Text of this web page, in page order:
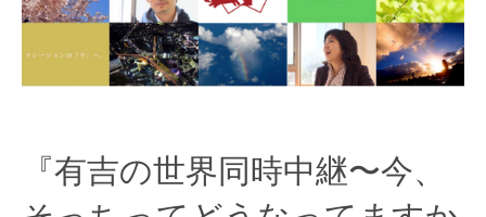
『有吉の世界同時中継〜今、